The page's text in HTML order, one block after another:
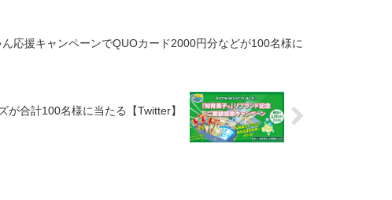
応援キャンペーンでQUOカード2000円分などが100名様に
合計100名様に当たる【Twitter】